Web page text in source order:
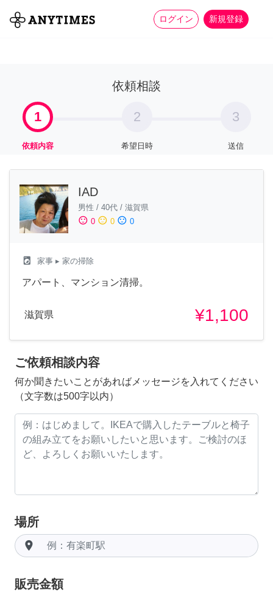
ログイン 新規登録
全て 家事 more_horiz
依頼相談
1
依頼内容
2
希望日時
3
送信
IAD
男性 / 40代 / 滋賀県
sentiment_satisfied 0 sentiment_neutral 0 sentiment_dissatisfied 0
local_laundry_service 家事 ▸ 家の掃除
アパート、マンション清掃。
滋賀県 ¥1,100
ご依頼相談内容
何か聞きたいことがあればメッセージを入れてください
（文字数は500字以内）
場所
room
販売金額